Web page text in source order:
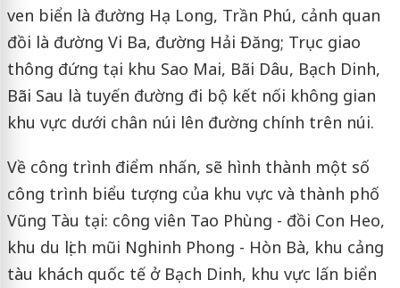
ven biển là đường Hạ Long, Trần Phú, cảnh quan
đồi là đường Vi Ba, đường Hải Đăng; Trục giao
thông đứng tại khu Sao Mai, Bãi Dâu, Bạch Dinh,
Bãi Sau là tuyến đường đi bộ kết nối không gian
khu vực dưới chân núi lên đường chính trên núi.
Về công trình điểm nhấn, sẽ hình thành một số
công trình biểu tượng của khu vực và thành phố
Vũng Tàu tại: công viên Tao Phùng - đồi Con Heo,
khu du lịch mũi Nghinh Phong - Hòn Bà, khu cảng
tàu khách quốc tế ở Bạch Dinh, khu vực lấn biển